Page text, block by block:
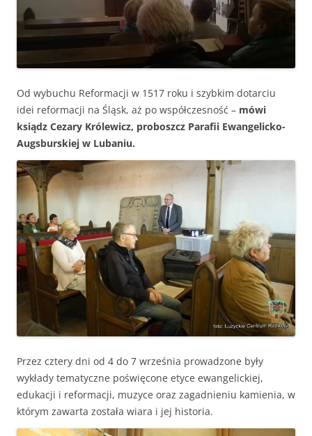
Od wybuchu Reformacji w 1517 roku i szybkim dotarciu
idei reformacji na Śląsk, aż po współczesność – mówi
ksiądz Cezary Królewicz, proboszcz Parafii Ewangelicko-
Augsburskiej w Lubaniu.
Przez cztery dni od 4 do 7 września prowadzone były
wykłady tematyczne poświęcone etyce ewangelickiej,
edukacji i reformacji, muzyce oraz zagadnieniu kamienia, w
którym zawarta została wiara i jej historia.